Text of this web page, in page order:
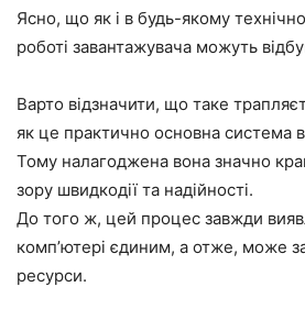
Ясно, що як і в будь-якому
роботі завантажувача можуть
Варто відзначити, що таке
як це практично основна система
Тому налагоджена вона значно
зору швидкодії та надійності.
До того ж, цей процес завжди
комп’ютері єдиним, а отже, може
ресурси.